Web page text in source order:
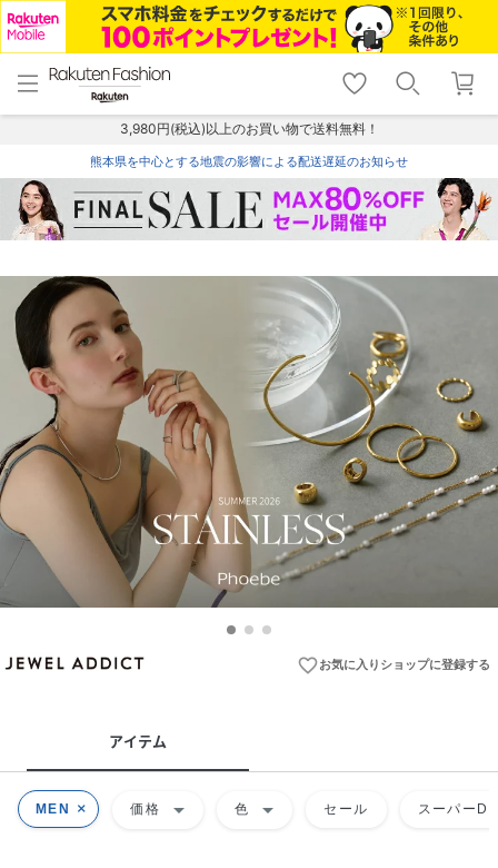
menu home
トップ
shopping_cart lock_outline
ログイン
3,980円(税込)以上のお買い物で送料無料！
熊本県を中心とする地震の影響による配送遅延のお知らせ
favorite_borderお気に入りショップに登録する
アイテム
MEN 価格 arrow_drop_down 色 arrow_drop_down セール スーパー